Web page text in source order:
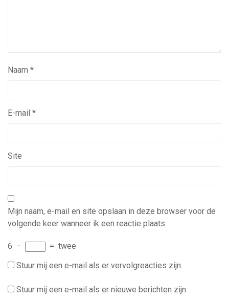
Naam *
E-mail *
Site
Mijn naam, e-mail en site opslaan in deze browser voor de
volgende keer wanneer ik een reactie plaats.
6 − = twee
Stuur mij een e-mail als er vervolgreacties zijn.
Stuur mij een e-mail als er nieuwe berichten zijn.